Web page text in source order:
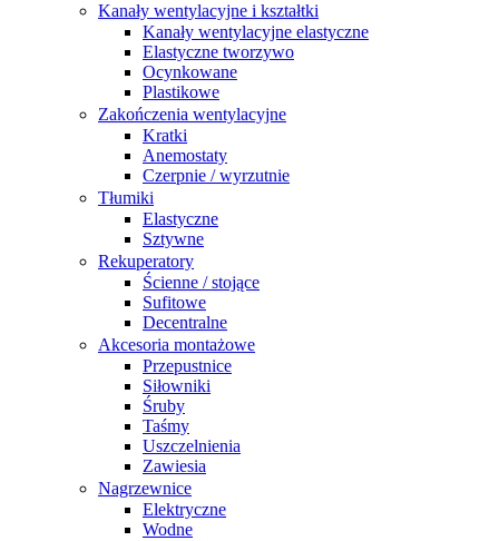
Kanały wentylacyjne i kształtki
Kanały wentylacyjne elastyczne
Elastyczne tworzywo
Ocynkowane
Plastikowe
Zakończenia wentylacyjne
Kratki
Anemostaty
Czerpnie / wyrzutnie
Tłumiki
Elastyczne
Sztywne
Rekuperatory
Ścienne / stojące
Sufitowe
Decentralne
Akcesoria montażowe
Przepustnice
Siłowniki
Śruby
Taśmy
Uszczelnienia
Zawiesia
Nagrzewnice
Elektryczne
Wodne